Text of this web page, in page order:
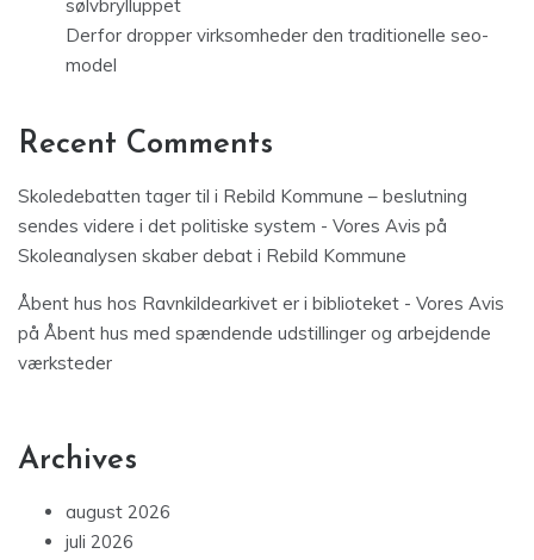
sølvbrylluppet
Derfor dropper virksomheder den traditionelle seo-
model
Recent Comments
Skoledebatten tager til i Rebild Kommune – beslutning
sendes videre i det politiske system - Vores Avis på
Skoleanalysen skaber debat i Rebild Kommune
Åbent hus hos Ravnkildearkivet er i biblioteket - Vores Avis
på Åbent hus med spændende udstillinger og arbejdende
værksteder
Archives
august 2026
juli 2026